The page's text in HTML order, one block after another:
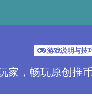
游戏说明与技
家，畅玩原创推